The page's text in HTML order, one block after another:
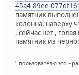
45a4-89ee-
памятник
колонна, наверху
, сейчас нет ,
памятник из
1 пользователю это